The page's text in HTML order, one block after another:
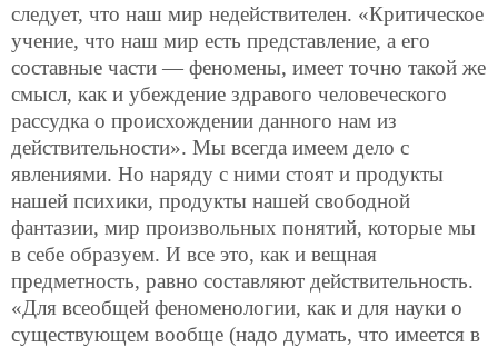
следует, что наш мир недействителен. «Критическое
учение, что наш мир есть представление, а его
составные части — феномены, имеет точно такой же
смысл, как и убеждение здравого человеческого
рассудка о происхождении данного нам из
действительности». Мы всегда имеем дело с
явлениями. Но наряду с ними стоят и продукты
нашей психики, продукты нашей свободной
фантазии, мир произвольных понятий, которые мы
в себе образуем. И все это, как и вещная
предметность, равно составляют действительность.
«Для всеобщей феноменологии, как и для науки о
существующем вообще (надо думать, что имеется в